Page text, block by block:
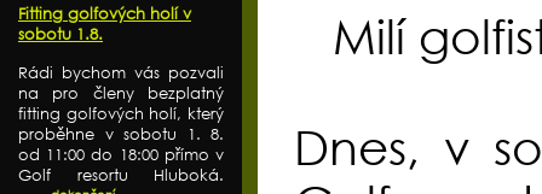
Fitting golfových holí v
sobotu 1.8.
Rádi bychom vás pozvali
na pro členy bezplatný
fitting golfových holí, který
proběhne v sobotu 1. 8.
od 11:00 do 18:00 přímo v
Golf resortu Hluboká.
Milí
Dnes, v